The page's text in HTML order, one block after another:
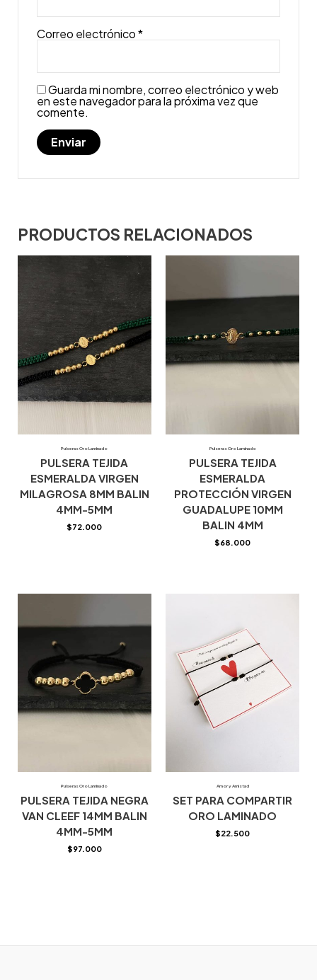
Correo electrónico*
Guarda mi nombre, correo electrónico y web
en este navegador para la próxima vez que
comente.
PRODUCTOS RELACIONADOS
Pulseras Oro Laminado
PULSERA TEJIDA
ESMERALDA VIRGEN
MILAGROSA 8MM BALIN
4MM-5MM
$72.000
Pulseras Oro Laminado
PULSERA TEJIDA
ESMERALDA
PROTECCIÓN VIRGEN
GUADALUPE 10MM
BALIN 4MM
$68.000
Pulseras Oro Laminado
PULSERA TEJIDA NEGRA
VAN CLEEF 14MM BALIN
4MM-5MM
$97.000
Amor y Amistad
SET PARA COMPARTIR
ORO LAMINADO
$22.500